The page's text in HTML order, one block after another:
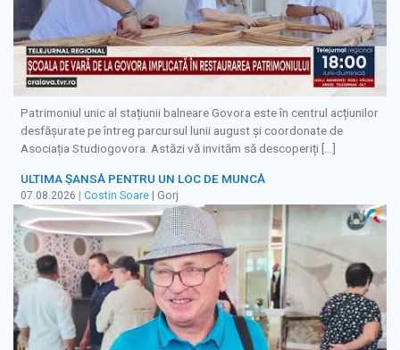
Patrimoniul unic al stațiunii balneare Govora este în centrul acțiunilor
desfășurate pe întreg parcursul lunii august și coordonate de
Asociația Studiogovora. Astăzi vă invităm să descoperiți […]
ULTIMA ȘANSĂ PENTRU UN LOC DE MUNCĂ
07.08.2026 Costin Soare | Gorj